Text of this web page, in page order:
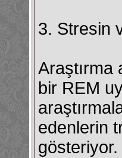
3. Stresin
Araştırma
bir REM
edenlerin
gösteriyor.